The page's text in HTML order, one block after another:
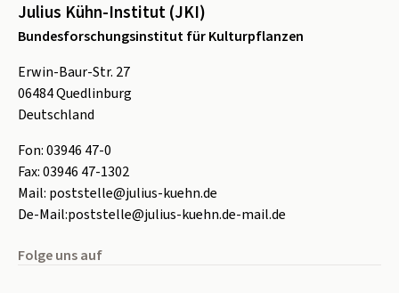
Julius Kühn-Institut (JKI)
Bundesforschungsinstitut für Kulturpflanzen
Erwin-Baur-Str. 27
06484Quedlinburg
Deutschland
Fon:03946 47-0
Fax:03946 47-1302
Mail: poststelle@julius-kuehn.de
De-Mail:poststelle@julius-kuehn.de-mail.de
Folge uns auf